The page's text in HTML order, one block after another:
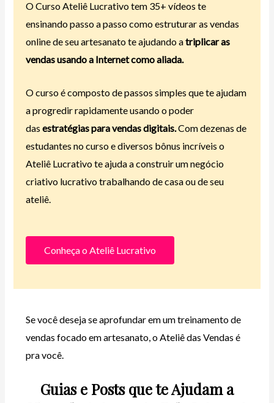
O Curso Ateliê Lucrativo tem 35+ vídeos te
ensinando passo a passo como estruturar as vendas
online de seu artesanato te ajudando atriplicar as
vendas usando a Internet como aliada.
O curso é composto de passos simples que te ajudam
a progredir rapidamente usando o poder
das estratégias para vendas digitais.Com dezenas de
estudantes no curso e diversos bônus incríveis o
Ateliê Lucrativo te ajuda a construir um negócio
criativo lucrativo trabalhando de casa ou de seu
ateliê.
Conheça o Ateliê Lucrativo
Se você deseja se aprofundar em um treinamento de
vendas focado em artesanato, o Ateliê das Vendas é
pra você.
Guias e Posts que te Ajudam a